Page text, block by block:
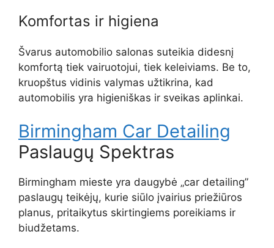
Komfortas ir higiena
Švarus automobilio salonas suteikia didesnį
komfortą tiek vairuotojui, tiek keleiviams. Be to,
kruopštus vidinis valymas užtikrina, kad
automobilis yra higieniškas ir sveikas aplinkai.
Birmingham Car Detailing
Paslaugų Spektras
Birmingham mieste yra daugybė „car detailing”
paslaugų teikėjų, kurie siūlo įvairius priežiūros
planus, pritaikytus skirtingiems poreikiams ir
biudžetams.